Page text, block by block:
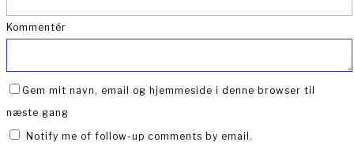
Kommentér
Gem mit navn, email og hjemmeside i denne browser til
næste gang
Notify me of follow-up comments by email.